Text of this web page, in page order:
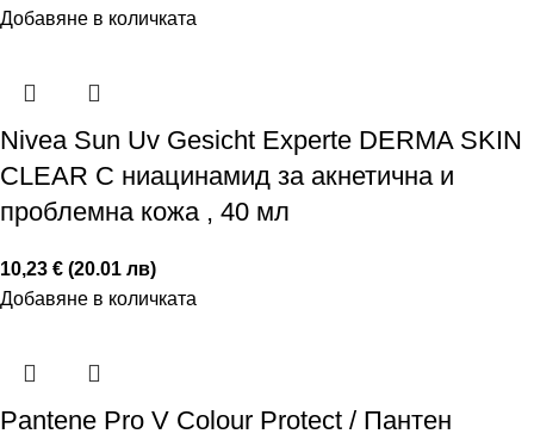
Добавяне в количката
Nivea Sun Uv Gesicht Experte DERMA SKIN
CLEAR С ниацинамид за акнетична и
проблемна кожа , 40 мл
10,23 € (20.01 лв)
Добавяне в количката
Pantene Pro V Colour Protect / Пантен